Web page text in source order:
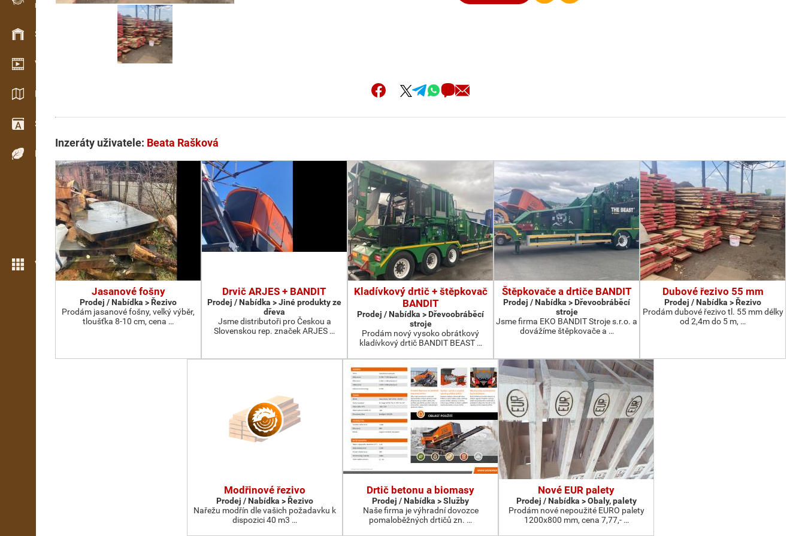
Evidence dřeva v terénu
Skladové hospodářství
Video showroom
Katalogy / Brožury
Slovník
Dřeviny
Více možností
Inzeráty uživatele: Beata Rašková
Jasanové fošny
Prodej / Nabídka > Řezivo
Prodám jasanové fošny, velký výběr,
tloušťka 8-10 cm, cena …
Drvič ARJES + BANDIT
Prodej / Nabídka > Jiné produkty ze
dřeva
Jsme distributoři pro Českou a
Slovenskou rep. značek ARJES …
Kladívkový drtič + štěpkovač
BANDIT
Prodej / Nabídka > Dřevoobráběcí
stroje
Prodám nový vysoko obrátkový
kladívkový drtič BANDIT BEAST …
Štěpkovače a drtiče BANDIT
Prodej / Nabídka > Dřevoobráběcí
stroje
Jsme firma EKO BANDIT Stroje s.r.o. a
dovážíme štěpkovače a …
Dubové řezivo 55 mm
Prodej / Nabídka > Řezivo
Prodám dubové řezivo tl. 55 mm délky
od 2,4m do 5 m, …
Modřinové řezivo
Prodej / Nabídka > Řezivo
Nařežu modřín dle vašich požadavku k
dispozici 40 m3 …
Drtič betonu a biomasy
Prodej / Nabídka > Služby
Naše firma je výhradní dovozce
pomaloběžných drtičů zn. …
Nové EUR palety
Prodej / Nabídka > Obaly, palety
Prodám nové nepoužité EURO palety
1200x800 mm, cena 7,77,- …